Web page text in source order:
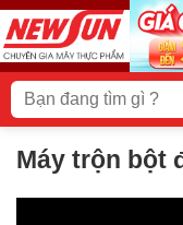
Skip
to
content
Tìm
kiếm:
Máy trộn bột